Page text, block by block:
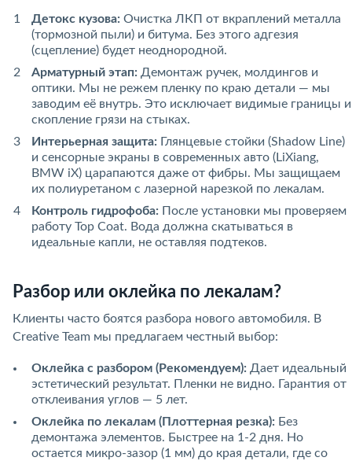
Детокс кузова: Очистка ЛКП от вкраплений металла
(тормозной пыли) и битума. Без этого адгезия
(сцепление) будет неоднородной.
Арматурный этап: Демонтаж ручек, молдингов и
оптики. Мы не режем пленку по краю детали — мы
заводим её внутрь. Это исключает видимые границы и
скопление грязи на стыках.
Интерьерная защита: Глянцевые стойки (Shadow Line)
и сенсорные экраны в современных авто (LiXiang,
BMW iX) царапаются даже от фибры. Мы защищаем
их полиуретаном с лазерной нарезкой по лекалам.
Контроль гидрофоба: После установки мы проверяем
работу Top Coat. Вода должна скатываться в
идеальные капли, не оставляя подтеков.
Разбор или оклейка по лекалам?
Клиенты часто боятся разбора нового автомобиля. В
Creative Team мы предлагаем честный выбор:
Оклейка с разбором (Рекомендуем): Дает идеальный
эстетический результат. Пленки не видно. Гарантия от
отклеивания углов — 5 лет.
Оклейка по лекалам (Плоттерная резка): Без
демонтажа элементов. Быстрее на 1-2 дня. Но
остается микро-зазор (1 мм) до края детали, где со